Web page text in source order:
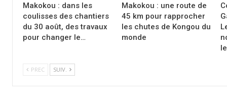
Makokou : dans les
coulisses des chantiers
du 30 août, des travaux
pour changer le…
Makokou : une route de
45 km pour rapprocher
les chutes de Kongou du
monde
PREC SUIV.